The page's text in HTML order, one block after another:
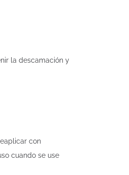
la descamación y
con
cuando se use